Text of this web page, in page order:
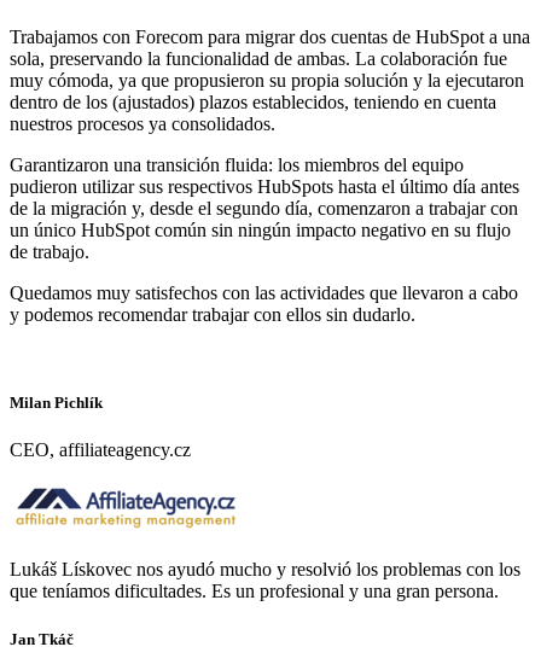
Trabajamos con Forecom para migrar dos cuentas de HubSpot a una
sola, preservando la funcionalidad de ambas. La colaboración fue
muy cómoda, ya que propusieron su propia solución y la ejecutaron
dentro de los (ajustados) plazos establecidos, teniendo en cuenta
nuestros procesos ya consolidados.
Garantizaron una transición fluida: los miembros del equipo
pudieron utilizar sus respectivos HubSpots hasta el último día antes
de la migración y, desde el segundo día, comenzaron a trabajar con
un único HubSpot común sin ningún impacto negativo en su flujo
de trabajo.
Quedamos muy satisfechos con las actividades que llevaron a cabo
y podemos recomendar trabajar con ellos sin dudarlo.
Milan Pichlík
CEO, affiliateagency.cz
Lukáš Lískovec nos ayudó mucho y resolvió los problemas con los
que teníamos dificultades. Es un profesional y una gran persona.
Jan Tkáč